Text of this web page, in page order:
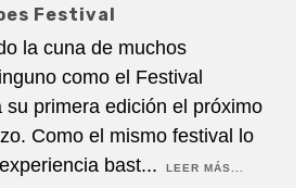
Festival
la cuna de muchos
como el Festival
su primera edición el próximo
Como el mismo festival lo
bast... LEER MÁS...